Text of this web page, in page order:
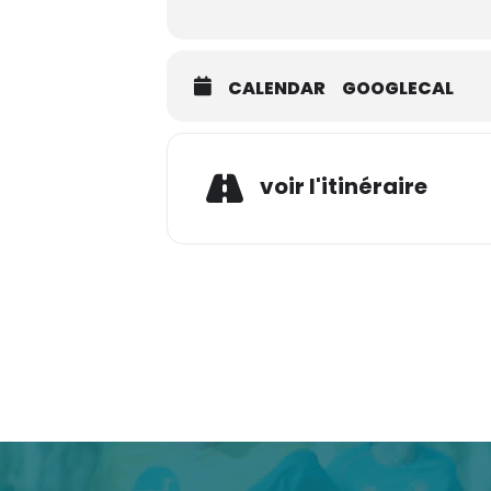
CALENDAR GOOGLECAL
voir l'itinéraire